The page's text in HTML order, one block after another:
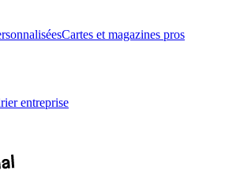
Cartes et magazines pros
entreprise